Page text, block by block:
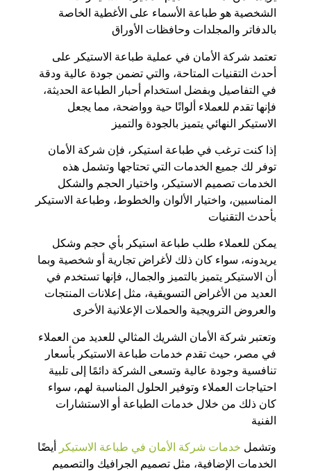
الشخصية هو طباعة الأسماء على الأغطية الخاصة
بالدفاتر والمجلدات وحافظات الأوراق
تعتمد شركة الأمان في عملية طباعة الاستيكر على
أحدث التقنيات المتاحة، والتي تضمن جودة عالية ودقة
في التفاصيل وبفضل استخدام أحبار الطباعة الحديثة،
فإنها تقدم للعملاء ألوانًا حية وواضحة، مما يجعل
الاستيكر النهائي يتميز بالجودة والتميز
إذا كنت ترغب في طباعة استيكر، فإن شركة الأمان
توفر لك جميع الخدمات التي تحتاجها وتشمل هذه
الخدمات تصميم الاستيكر، واختيار الحجم والشكل
المناسبين، واختيار الألوان والخطوط، وطباعة الاستيكر
بأحدث التقنيات
يمكن للعملاء طلب طباعة استيكر بأي حجم وشكل
يريدونه، سواء كان ذلك لأغراض تجارية أو شخصية وبما
أن الاستيكر يتميز بالتميز والجمال، فإنها تستخدم في
العديد من الأغراض التسويقية، مثل إعلانات المنتجات
والعروض الترويجية والحملات الإعلانية الأخرى
وتعتبر شركة الأمان الشريك المثالي للعديد من العملاء
في مصر، حيث تقدم خدمات طباعة الاستيكر بأسعار
تنافسية وجودة عالية وتسعى الشركة دائمًا إلى تلبية
احتياجات العملاء وتوفير الحلول المناسبة لهم، سواء
كان ذلك من خلال خدمات الطباعة أو الاستشارات
الفنية
وتشمل خدمات شركة الأمان في طباعة الاستيكر
أيضًا
الخدمات الإضافية، مثل تصميم الجرافيك والتصميم